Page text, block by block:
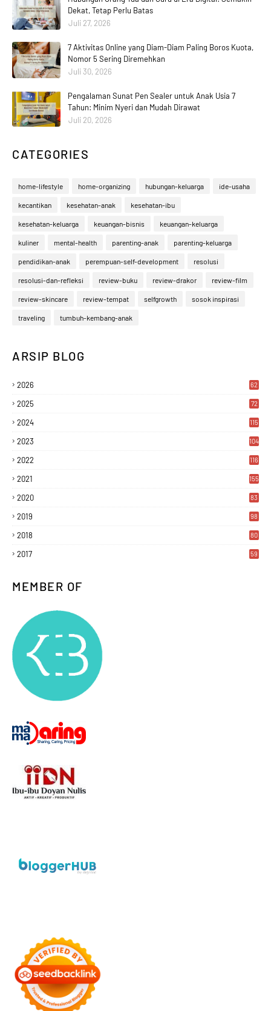
Dekat, Tetap Perlu Batas
Juli 27, 2026
7 Aktivitas Online yang Diam-Diam Paling Boros Kuota,
Nomor 5 Sering Diremehkan
Juli 30, 2026
Pengalaman Sunat Pen Sealer untuk Anak Usia 7
Tahun: Minim Nyeri dan Mudah Dirawat
Juli 20, 2026
CATEGORIES
home-lifestyle home-organizing hubungan-keluarga ide-usaha
kecantikan kesehatan-anak kesehatan-ibu
kesehatan-keluarga keuangan-bisnis keuangan-keluarga
kuliner mental-health parenting-anak parenting-keluarga
pendidikan-anak perempuan-self-development resolusi
resolusi-dan-refleksi review-buku review-drakor review-film
review-skincare review-tempat selfgrowth sosok inspirasi
traveling tumbuh-kembang-anak
ARSIP BLOG
2026 62
2025 72
2024 115
2023 104
2022 116
2021 155
2020 83
2019 98
2018 80
2017 59
MEMBER OF